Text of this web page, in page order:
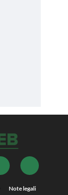
Note legali